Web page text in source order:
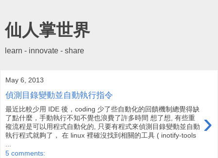
仙人掌世界
learn - innovate - share
May 6, 2013
偵測目錄變動並自動執行指令
›
最近比較少用 IDE 後，coding 少了些自動化的回饋機制總覺得缺
了點什麼，手動執行不知不覺也浪費了許多時間 想了想, 有些重
複流程是可以用程式自動化的, 只要有程式來偵測目錄變動並自動
執行程式就夠了， 在 linux 裡確沒找到相關的工具 ( inotify-tools
...
5 comments: